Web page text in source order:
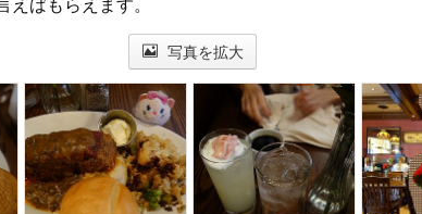
写真を拡大